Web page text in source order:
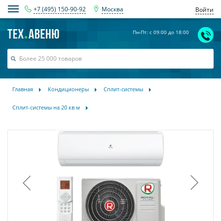
+7 (495) 150-90-92 Москва Войти
Пн-Пт: с 09:00 до 18:00
Главная Кондиционеры Сплит-системы
Сплит-системы на 20 кв м